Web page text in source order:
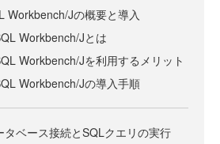
Workbench/Jの概要と導入
Workbench/Jとは
Workbench/Jを利用するメリット
Workbench/Jの導入手順
タベース接続とSQLクエリの実行